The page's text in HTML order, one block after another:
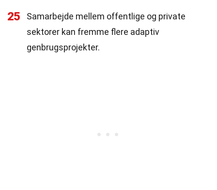
25
Samarbejde mellem offentlige og private
sektorer kan fremme flere adaptiv
genbrugsprojekter.